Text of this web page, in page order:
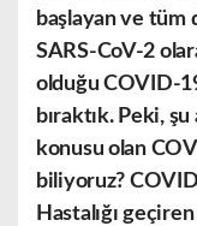
başlayan ve tüm
SARS-CoV-2
olduğu COVID-
bıraktık. Peki,
konusu olan
biliyoruz?
Hastalığı